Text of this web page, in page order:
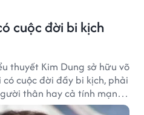
cuộc đời bi kịch
thuyết Kim Dung sở hữu võ
cuộc đời đầy bi kịch, phải
thân hay cả tính mạng,
nuối.